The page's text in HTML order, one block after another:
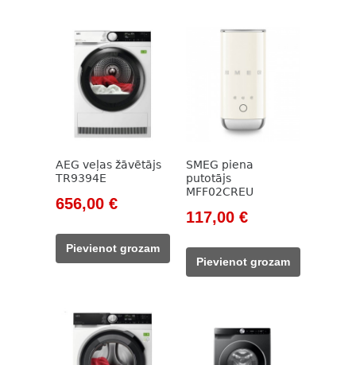
AEG veļas žāvētājs
TR9394E
Original
was:
943,00 €.
656,00 €Current
656,00 €.
Pievienot grozam
SMEG piena
putotājs
MFF02CREU
Original
was:
133,00 €.
117,00 €Current
117,00 €.
Pievienot grozam